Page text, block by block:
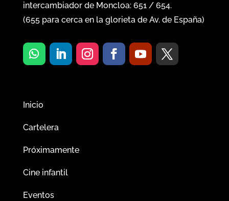
intercambiador de Moncloa: 651/ 654.
(655para cerca en la glorieta de Av. de España)
Inicio
Cartelera
Próximamente
Cine infantil
Eventos